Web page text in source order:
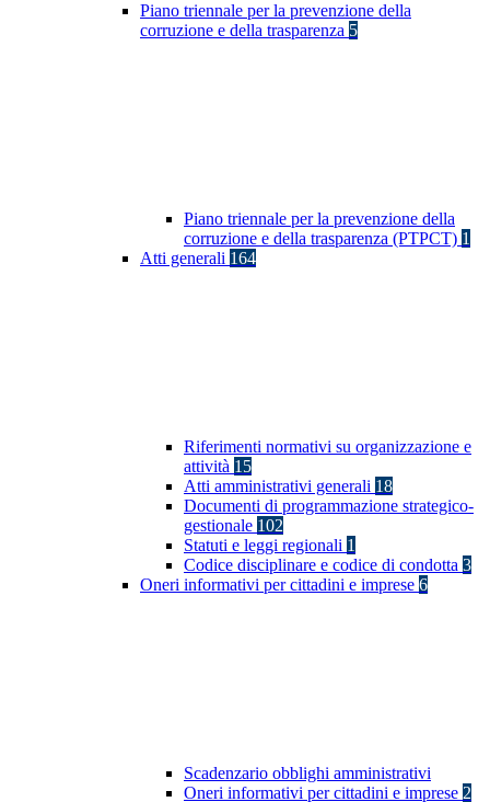
Piano triennale per la prevenzione della
corruzione e della trasparenza 5
Piano triennale per la prevenzione della
corruzione e della trasparenza (PTPCT) 1
Atti generali 164
Riferimenti normativi su organizzazione e
attività 15
Atti amministrativi generali 18
Documenti di programmazione strategico-
gestionale 102
Statuti e leggi regionali 1
Codice disciplinare e codice di condotta 3
Oneri informativi per cittadini e imprese 6
Scadenzario obblighi amministrativi
Oneri informativi per cittadini e imprese 2